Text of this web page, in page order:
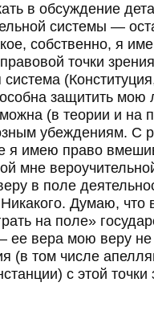
в обсуждение
системы —
собственно, я
точки
защитить мою
(в теории и на
убеждениям. С
я имею право
мне
в поле
Думаю, что
на поле»
ее вера мою веру
(в том числе
с этой точки